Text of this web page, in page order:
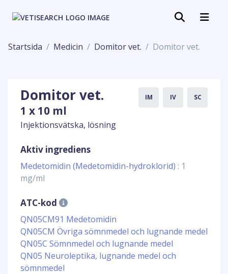
Startsida Medicin Domitor vet. Domitor vet.
Domitor vet.
1 x 10 ml
Injektionsvätska, lösning
IM IV SC
Aktiv ingrediens
Medetomidin (Medetomidin-hydroklorid) : 1
mg/ml
ATC-kod
QN05CM91 Medetomidin
QN05CM Övriga sömnmedel och lugnande medel
QN05C Sömnmedel och lugnande medel
QN05 Neuroleptika, lugnande medel och
sömnmedel